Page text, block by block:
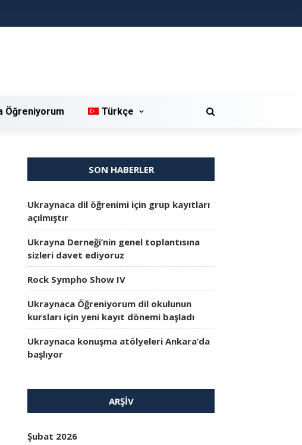
Öğreniyorum Türkçe
SON HABERLER
Ukraynaca dil öğrenimi için grup kayıtları
açılmıştır
Ukrayna Derneği’nin genel toplantısına
sizleri davet ediyoruz
Rock Sympho Show IV
Ukraynaca Öğreniyorum dil okulunun
kursları için yeni kayıt dönemi başladı
Ukraynaca konuşma atölyeleri Ankara’da
başlıyor
ARŞIV
Şubat 2026